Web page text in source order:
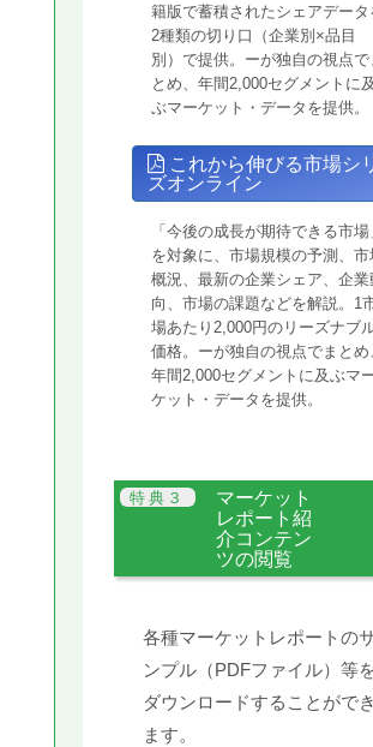
籍版で蓄積されたシェアデータ
2種類の切り口（企業別×品目
別）で提供。ーが独自の視点で
とめ、年間2,000セグメントに及
ぶマーケット・データを提供。
これから伸びる市場シ
ズオンライン
「今後の成長が期待できる市場
を対象に、市場規模の予測、市
概況、最新の企業シェア、企業
向、市場の課題などを解説。1
場あたり2,000円のリーズナブ
価格。ーが独自の視点でまとめ
年間2,000セグメントに及ぶマ
ケット・データを提供。
マーケット
レポート紹
介コンテン
ツの閲覧
各種マーケットレポートの
ンプル（PDFファイル）等
ダウンロードすることができ
ます。